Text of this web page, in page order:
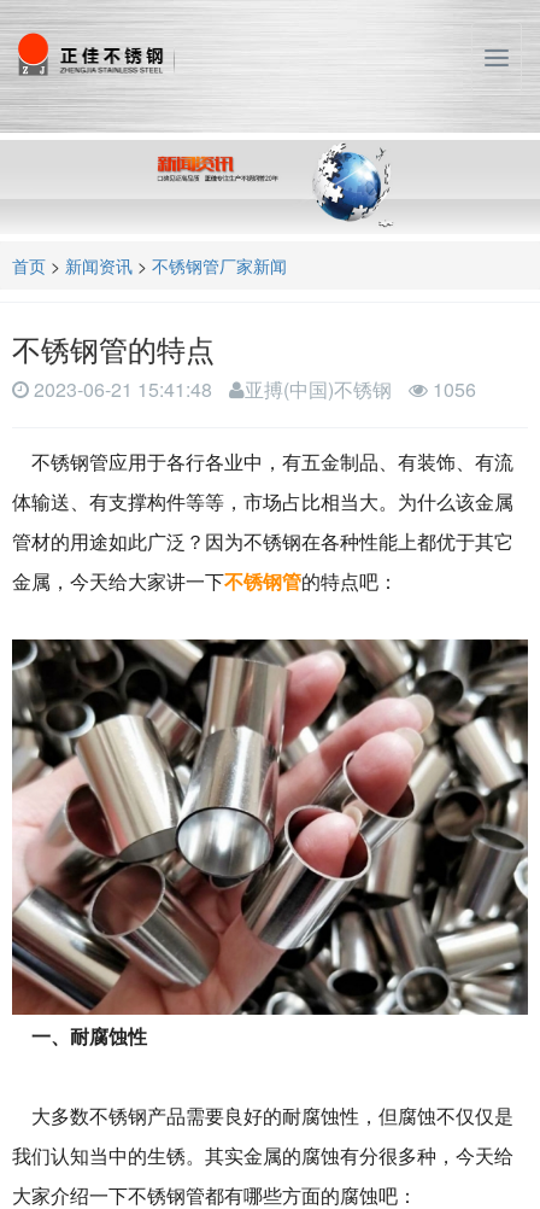
T
o
g
n
n
首页 > 新闻资讯 > 不锈钢管厂家新闻
不锈钢管的特点
2023-06-21 15:41:48 亚搏(中国)不锈钢 1056
不锈钢管应用于各行各业中，有五金制品、有装饰、有流
体输送、有支撑构件等等，市场占比相当大。为什么该金属
管材的用途如此广泛？因为不锈钢在各种性能上都优于其它
金属，今天给大家讲一下不锈钢管的特点吧：
一、耐腐蚀性
大多数不锈钢产品需要良好的耐腐蚀性，但腐蚀不仅仅是
我们认知当中的生锈。其实金属的腐蚀有分很多种，今天给
大家介绍一下不锈钢管都有哪些方面的腐蚀吧：